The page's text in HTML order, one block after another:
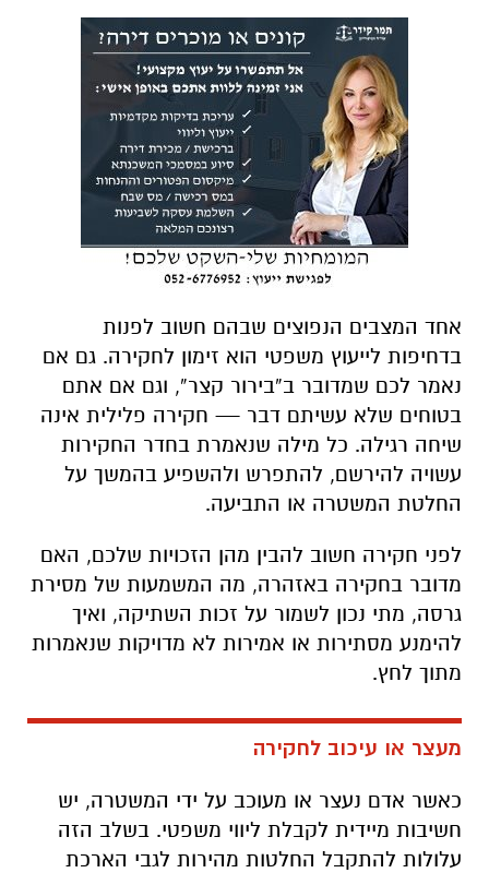
אחד המצבים הנפוצים שבהם חשוב לפנות
בדחיפות לייעוץ משפטי הוא זימון לחקירה. גם אם
נאמר לכם שמדובר ב”בירור קצר”, וגם אם אתם
בטוחים שלא עשיתם דבר — חקירה פלילית אינה
שיחה רגילה. כל מילה שנאמרת בחדר החקירות
עשויה להירשם, להתפרש ולהשפיע בהמשך על
החלטת המשטרה או התביעה.
לפני חקירה חשוב להבין מהן הזכויות שלכם, האם
מדובר בחקירה באזהרה, מה המשמעות של מסירת
גרסה, מתי נכון לשמור על זכות השתיקה, ואיך
להימנע מסתירות או אמירות לא מדויקות שנאמרות
מתוך לחץ.
מעצר או עיכוב לחקירה
כאשר אדם נעצר או מעוכב על ידי המשטרה, יש
חשיבות מיידית לקבלת ליווי משפטי. בשלב הזה
עלולות להתקבל החלטות מהירות לגבי הארכת